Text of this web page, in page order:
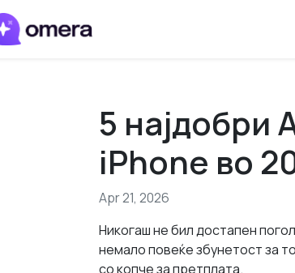
5 најдобри
iPhone во
Apr 21, 2026
Никогаш не бил достапен
немало повеќе збунетост за
со копче за претплата.